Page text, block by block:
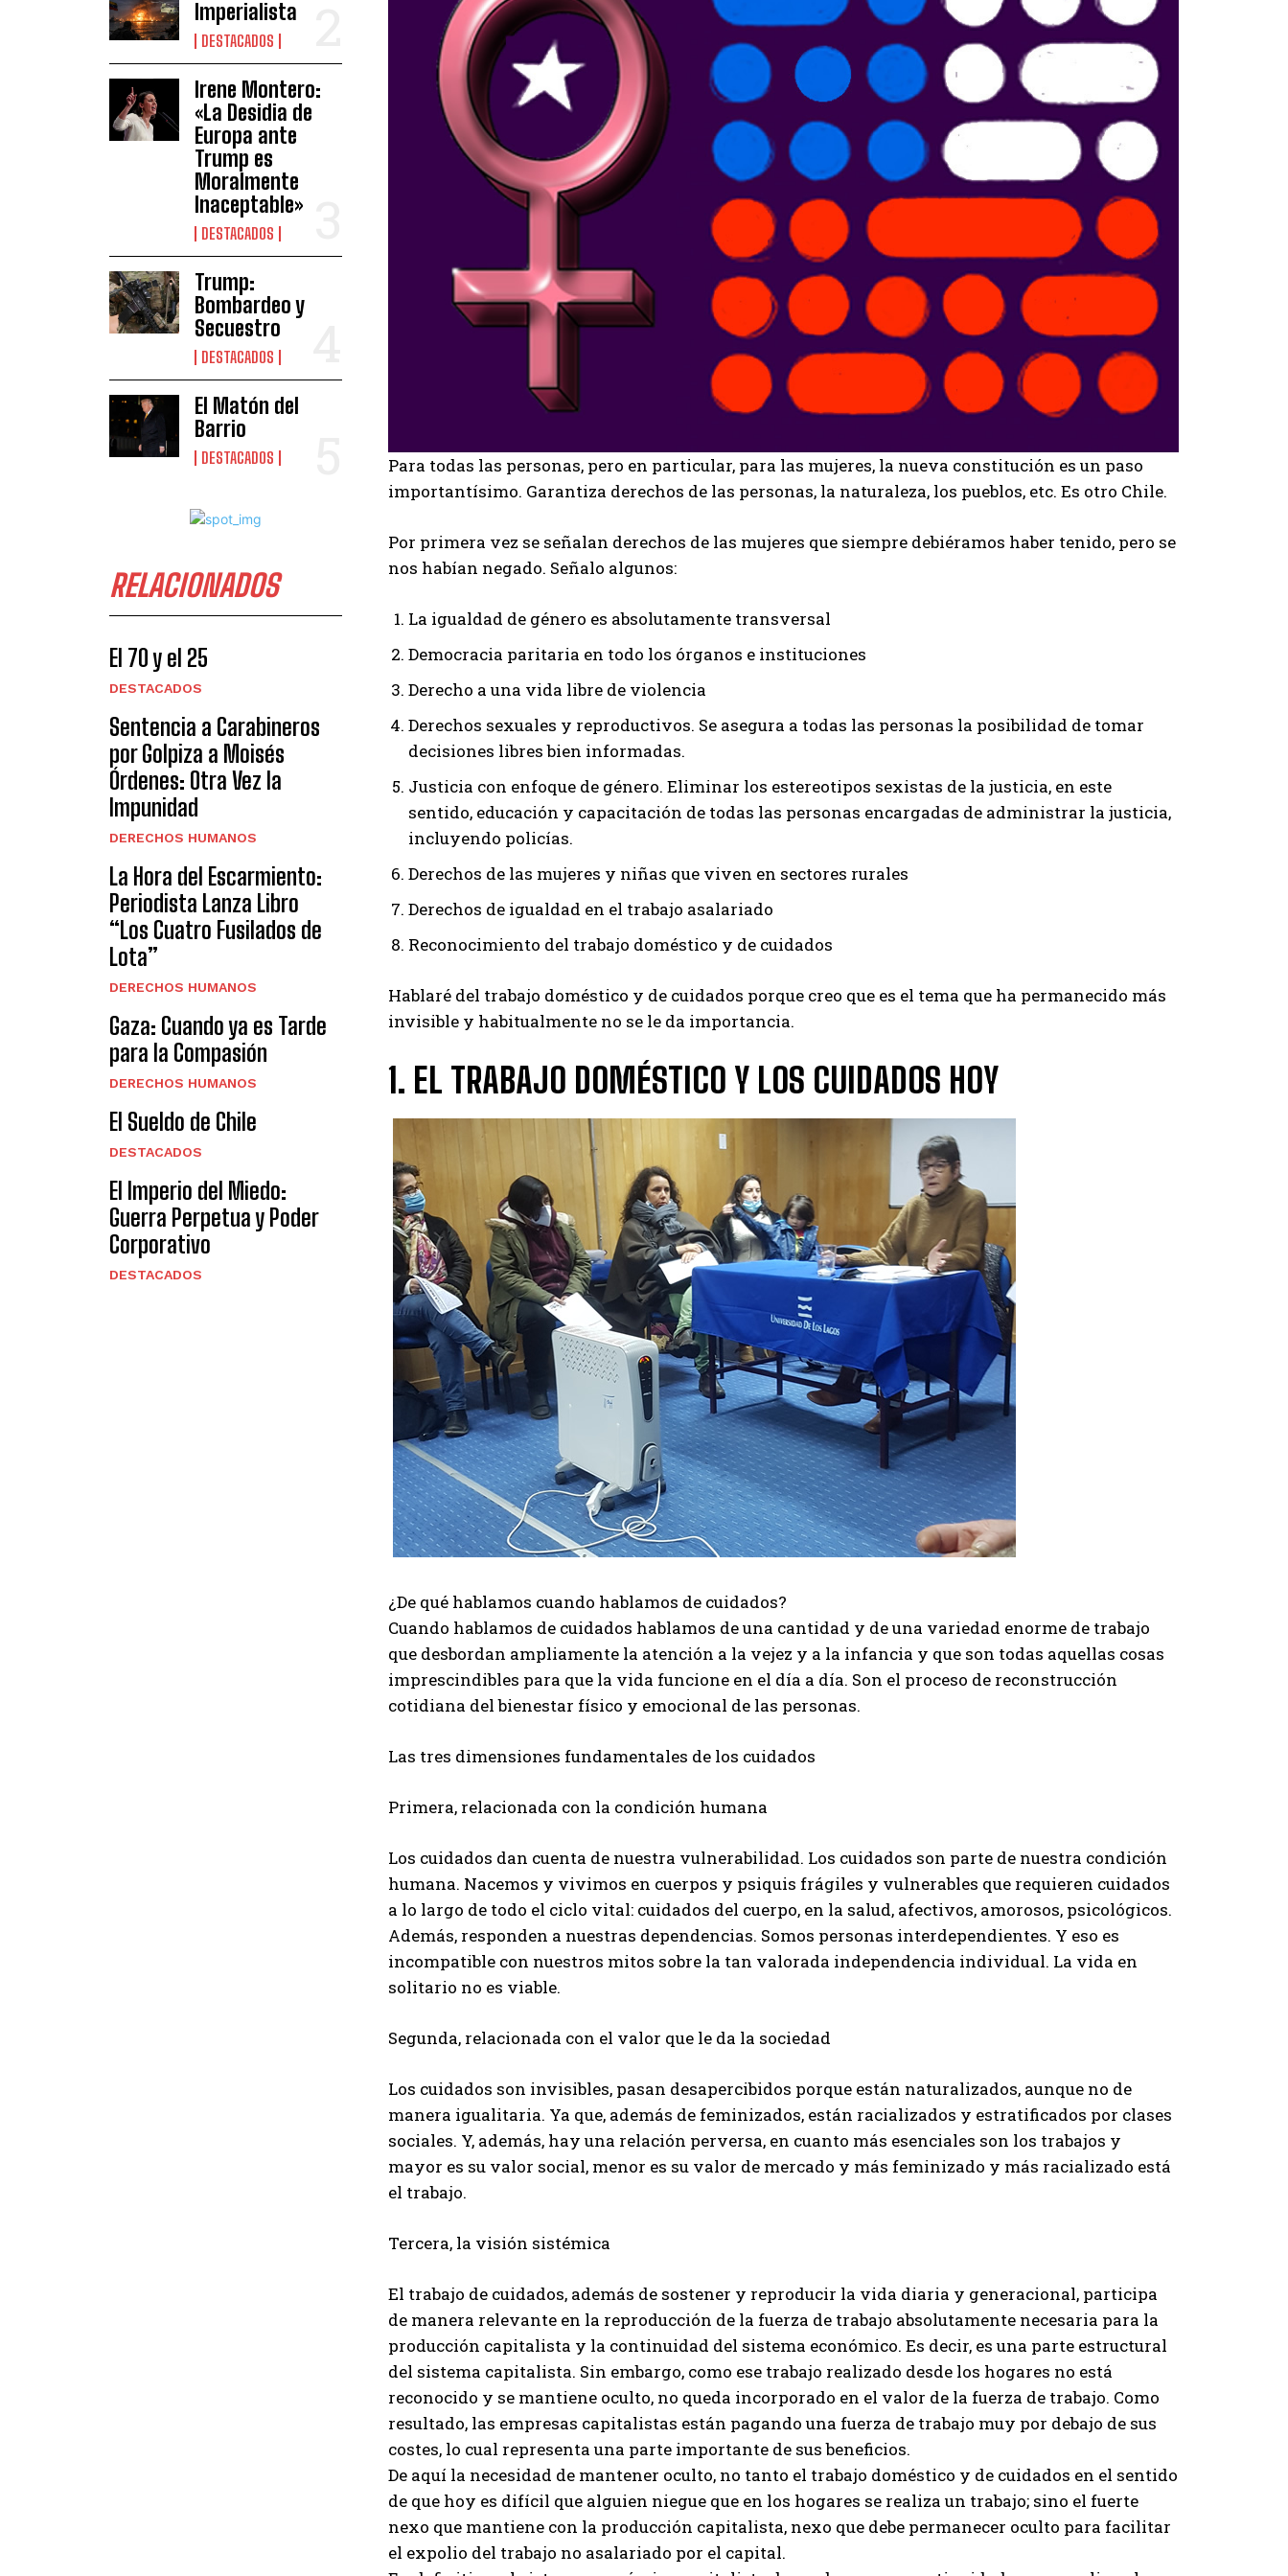
Imperialista
DESTACADOS
Irene Montero:
«La Desidia de
Europa ante
Trump es
Moralmente
Inaceptable»
DESTACADOS
Trump:
Bombardeo y
Secuestro
DESTACADOS
El Matón del
Barrio
DESTACADOS
RELACIONADOS
El 70 y el 25
DESTACADOS
Sentencia a Carabineros
por Golpiza a Moisés
Órdenes: Otra Vez la
Impunidad
DERECHOS HUMANOS
La Hora del Escarmiento:
Periodista Lanza Libro
“Los Cuatro Fusilados de
Lota”
DERECHOS HUMANOS
Gaza: Cuando ya es Tarde
para la Compasión
DERECHOS HUMANOS
El Sueldo de Chile
DESTACADOS
El Imperio del Miedo:
Guerra Perpetua y Poder
Corporativo
DESTACADOS
Para todas las personas, pero en particular, para las mujeres, la nueva constitución es un paso
importantísimo. Garantiza derechos de las personas, la naturaleza, los pueblos, etc. Es otro Chile.
Por primera vez se señalan derechos de las mujeres que siempre debiéramos haber tenido, pero se
nos habían negado. Señalo algunos:
La igualdad de género es absolutamente transversal
Democracia paritaria en todo los órganos e instituciones
Derecho a una vida libre de violencia
Derechos sexuales y reproductivos. Se asegura a todas las personas la posibilidad de tomar
decisiones libres bien informadas.
Justicia con enfoque de género. Eliminar los estereotipos sexistas de la justicia, en este
sentido, educación y capacitación de todas las personas encargadas de administrar la justicia,
incluyendo policías.
Derechos de las mujeres y niñas que viven en sectores rurales
Derechos de igualdad en el trabajo asalariado
Reconocimiento del trabajo doméstico y de cuidados
Hablaré del trabajo doméstico y de cuidados porque creo que es el tema que ha permanecido más
invisible y habitualmente no se le da importancia.
1. EL TRABAJO DOMÉSTICO Y LOS CUIDADOS HOY
¿De qué hablamos cuando hablamos de cuidados?
Cuando hablamos de cuidados hablamos de una cantidad y de una variedad enorme de trabajo
que desbordan ampliamente la atención a la vejez y a la infancia y que son todas aquellas cosas
imprescindibles para que la vida funcione en el día a día. Son el proceso de reconstrucción
cotidiana del bienestar físico y emocional de las personas.
Las tres dimensiones fundamentales de los cuidados
Primera, relacionada con la condición humana
Los cuidados dan cuenta de nuestra vulnerabilidad. Los cuidados son parte de nuestra condición
humana. Nacemos y vivimos en cuerpos y psiquis frágiles y vulnerables que requieren cuidados
a lo largo de todo el ciclo vital: cuidados del cuerpo, en la salud, afectivos, amorosos, psicológicos.
Además, responden a nuestras dependencias. Somos personas interdependientes. Y eso es
incompatible con nuestros mitos sobre la tan valorada independencia individual. La vida en
solitario no es viable.
Segunda, relacionada con el valor que le da la sociedad
Los cuidados son invisibles, pasan desapercibidos porque están naturalizados, aunque no de
manera igualitaria. Ya que, además de feminizados, están racializados y estratificados por clases
sociales. Y, además, hay una relación perversa, en cuanto más esenciales son los trabajos y
mayor es su valor social, menor es su valor de mercado y más feminizado y más racializado está
el trabajo.
Tercera, la visión sistémica
El trabajo de cuidados, además de sostener y reproducir la vida diaria y generacional, participa
de manera relevante en la reproducción de la fuerza de trabajo absolutamente necesaria para la
producción capitalista y la continuidad del sistema económico. Es decir, es una parte estructural
del sistema capitalista. Sin embargo, como ese trabajo realizado desde los hogares no está
reconocido y se mantiene oculto, no queda incorporado en el valor de la fuerza de trabajo. Como
resultado, las empresas capitalistas están pagando una fuerza de trabajo muy por debajo de sus
costes, lo cual representa una parte importante de sus beneficios.
De aquí la necesidad de mantener oculto, no tanto el trabajo doméstico y de cuidados en el sentido
de que hoy es difícil que alguien niegue que en los hogares se realiza un trabajo; sino el fuerte
nexo que mantiene con la producción capitalista, nexo que debe permanecer oculto para facilitar
el expolio del trabajo no asalariado por el capital.